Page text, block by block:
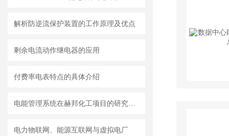
解析防逆流保护装置的工作原理及优点
剩余电流动作继电器的应用
付费率电表特点的具体介绍
电力物联网、能源互联网与虚拟电厂